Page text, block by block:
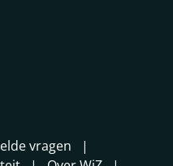
vragen